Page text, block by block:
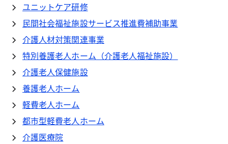
ユニットケア研修
民間社会福祉施設サービス推進費補助事業
介護人材対策関連事業
特別養護老人ホーム（介護老人福祉施設）
介護老人保健施設
養護老人ホーム
軽費老人ホーム
都市型軽費老人ホーム
介護医療院